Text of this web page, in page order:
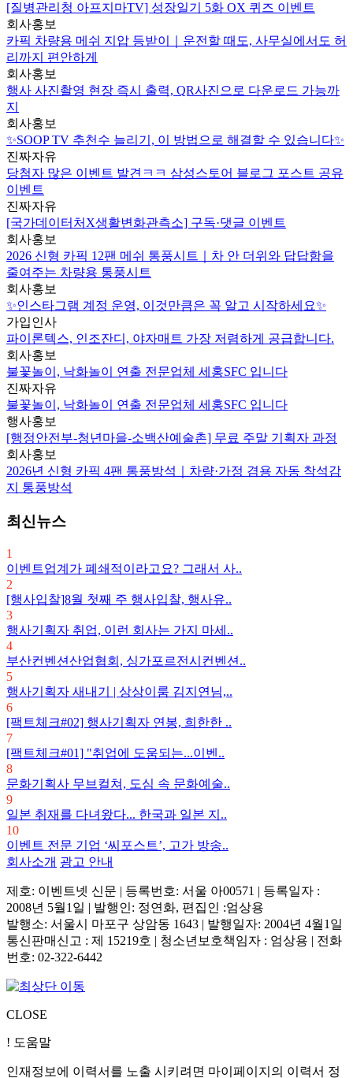
[질병관리청 아프지마TV] 성장일기 5화 OX 퀴즈 이벤트
회사홍보
카픽 차량용 메쉬 지압 등받이｜운전할 때도, 사무실에서도 허
리까지 편안하게
회사홍보
행사 사진촬영 현장 즉시 출력, QR사진으로 다운로드 가능까
지
회사홍보
✨SOOP TV 추천수 늘리기, 이 방법으로 해결할 수 있습니다✨
진짜자유
당첨자 많은 이벤트 발견ㅋㅋ 삼성스토어 블로그 포스트 공유
이벤트
진짜자유
[국가데이터처X생활변화관측소] 구독·댓글 이벤트
회사홍보
2026 신형 카픽 12팬 메쉬 통풍시트｜차 안 더위와 답답함을
줄여주는 차량용 통풍시트
회사홍보
✨인스타그램 계정 운영, 이것만큼은 꼭 알고 시작하세요✨
가입인사
파이론텍스, 인조잔디, 야자매트 가장 저렴하게 공급합니다.
회사홍보
불꽃놀이, 낙화놀이 연출 전문업체 세홍SFC 입니다
진짜자유
불꽃놀이, 낙화놀이 연출 전문업체 세홍SFC 입니다
행사홍보
[행정안전부-청년마을-소백산예술촌] 무료 주말 기획자 과정
회사홍보
2026년 신형 카픽 4팬 통풍방석｜차량·가정 겸용 자동 착석감
지 통풍방석
최신뉴스
1
이벤트업계가 폐쇄적이라고요? 그래서 사..
2
[행사입찰]8월 첫째 주 행사입찰, 행사유..
3
행사기획자 취업, 이런 회사는 가지 마세..
4
부산컨벤션산업협회, 싱가포르전시컨벤션..
5
행사기획자 새내기 | 상상이룸 김지연님,..
6
[팩트체크#02] 행사기획자 연봉, 희한한 ..
7
[팩트체크#01] "취업에 도움되는...이벤..
8
문화기획사 무브컬쳐, 도심 속 문화예술..
9
일본 취재를 다녀왔다... 한국과 일본 지..
10
이벤트 전문 기업 ‘씨포스트’, 고가 방송..
회사소개 광고 안내
제호: 이벤트넷 신문 | 등록번호: 서울 아00571 | 등록일자 :
2008년 5월1일 | 발행인: 정연화, 편집인 :엄상용
발행소: 서울시 마포구 상암동 1643 | 발행일자: 2004년 4월1일
통신판매신고 : 제 15219호 | 청소년보호책임자 : 엄상용 | 전화
번호: 02-322-6442
CLOSE
! 도움말
인재정보에 이력서를 노출 시키려면 마이페이지의 이력서 정